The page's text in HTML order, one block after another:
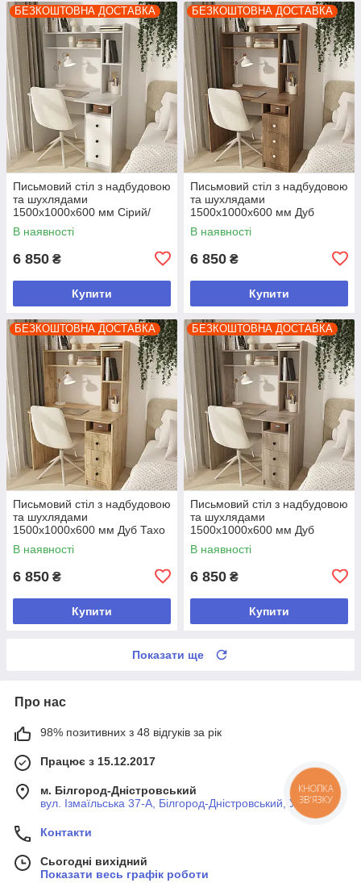
БЕЗКОШТОВНА ДОСТАВКА
Письмовий стіл з надбудовою
та шухлядами
1500х1000х600 мм Сірий/
Білий
В наявності
6 850 ₴
Купити
БЕЗКОШТОВНА ДОСТАВКА
Письмовий стіл з надбудовою
та шухлядами
1500х1000х600 мм Дуб
Родос
В наявності
6 850 ₴
Купити
БЕЗКОШТОВНА ДОСТАВКА
Письмовий стіл з надбудовою
та шухлядами
1500х1000х600 мм Дуб Тахо
В наявності
6 850 ₴
Купити
БЕЗКОШТОВНА ДОСТАВКА
Письмовий стіл з надбудовою
та шухлядами
1500х1000х600 мм Дуб
Сонома трюфель
В наявності
6 850 ₴
Купити
Показати ще
Про нас
98% позитивних з 48 відгуків за рік
Працює з 15.12.2017
м. Білгород-Дністровський
вул. Ізмаїльська 37-А, Білгород-Дністровський, Україна
Контакти
Сьогодні вихідний
Показати весь графік роботи
КНОПКА
ЗВ'ЯЗКУ